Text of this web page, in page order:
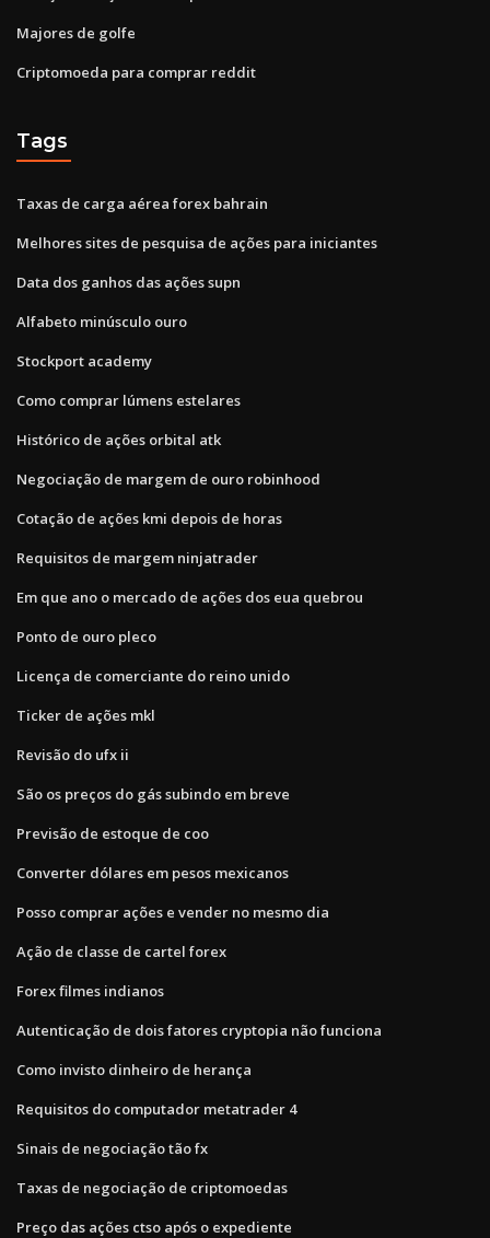
Majores de golfe
Criptomoeda para comprar reddit
Tags
Taxas de carga aérea forex bahrain
Melhores sites de pesquisa de ações para iniciantes
Data dos ganhos das ações supn
Alfabeto minúsculo ouro
Stockport academy
Como comprar lúmens estelares
Histórico de ações orbital atk
Negociação de margem de ouro robinhood
Cotação de ações kmi depois de horas
Requisitos de margem ninjatrader
Em que ano o mercado de ações dos eua quebrou
Ponto de ouro pleco
Licença de comerciante do reino unido
Ticker de ações mkl
Revisão do ufx ii
São os preços do gás subindo em breve
Previsão de estoque de coo
Converter dólares em pesos mexicanos
Posso comprar ações e vender no mesmo dia
Ação de classe de cartel forex
Forex filmes indianos
Autenticação de dois fatores cryptopia não funciona
Como invisto dinheiro de herança
Requisitos do computador metatrader 4
Sinais de negociação tão fx
Taxas de negociação de criptomoedas
Preço das ações ctso após o expediente